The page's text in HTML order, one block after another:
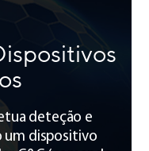
deteção e
um dispositivo